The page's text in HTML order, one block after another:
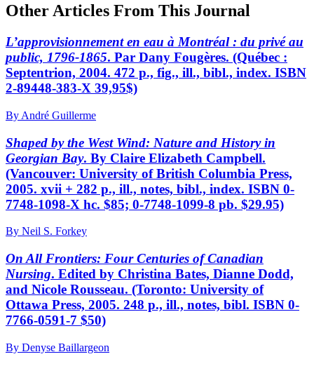
Other Articles From This Journal
L’approvisionnement en eau à Montréal : du privé au
public, 1796-1865. Par Dany Fougères. (Québec :
Septentrion, 2004. 472 p., fig., ill., bibl., index. ISBN
2-89448-383-X 39,95$)
By André Guillerme
Shaped by the West Wind: Nature and History in
Georgian Bay. By Claire Elizabeth Campbell.
(Vancouver: University of British Columbia Press,
2005. xvii + 282 p., ill., notes, bibl., index. ISBN 0-
7748-1098-X hc. $85; 0-7748-1099-8 pb. $29.95)
By Neil S. Forkey
On All Frontiers: Four Centuries of Canadian
Nursing. Edited by Christina Bates, Dianne Dodd,
and Nicole Rousseau. (Toronto: University of
Ottawa Press, 2005. 248 p., ill., notes, bibl. ISBN 0-
7766-0591-7 $50)
By Denyse Baillargeon